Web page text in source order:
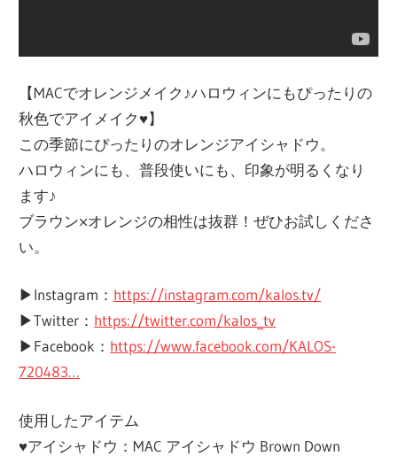
【MACでオレンジメイク♪ハロウィンにもぴったりの
秋色でアイメイク♥】
この季節にぴったりのオレンジアイシャドウ。
ハロウィンにも、普段使いにも、印象が明るくなり
ます♪
ブラウン×オレンジの相性は抜群！ぜひお試しくださ
い。
▶︎Instagram： https://instagram.com/kalos.tv/
▶︎Twitter： https://twitter.com/kalos_tv
▶︎Facebook： https://www.facebook.com/KALOS-
720483…
使用したアイテム
♥アイシャドウ：MAC アイシャドウ Brown Down